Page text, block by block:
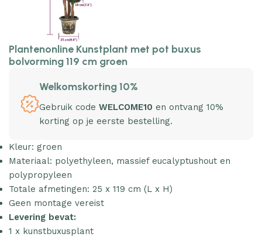
Plantenonline Kunstplant met pot buxus
bolvorming 119 cm groen
Welkomskorting 10%
Gebruik code WELCOME10 en ontvang 10%
korting op je eerste bestelling.
Kleur: groen
Materiaal: polyethyleen, massief eucalyptushout en
polypropyleen
Totale afmetingen: 25 x 119 cm (L x H)
Geen montage vereist
Levering bevat:
1 x kunstbuxusplant